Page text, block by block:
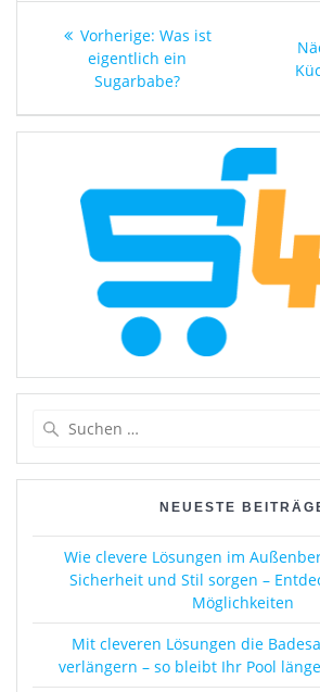
Vorherige: Vorheriger
Beitrag:
Was ist
eigentlich ein
Sugarbabe?
NEUESTE
Wie clevere Lösungen im
Sicherheit und Stil sorgen –
Möglichkeiten
Mit cleveren Lösungen die
verlängern – so bleibt Ihr Pool